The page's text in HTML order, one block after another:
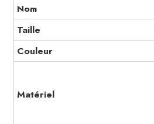
Nom
Taille
Couleur
Matériel